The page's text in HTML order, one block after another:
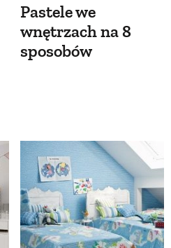
Pastele we
wnętrzach na 8
sposobów